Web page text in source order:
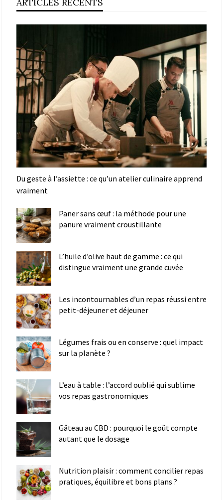
Du geste à l’assiette : ce qu’un atelier culinaire apprend
vraiment
Paner sans œuf : la méthode pour une
panure vraiment croustillante
L’huile d’olive haut de gamme : ce qui
distingue vraiment une grande cuvée
Les incontournables d’un repas réussi entre
petit-déjeuner et déjeuner
Légumes frais ou en conserve : quel impact
sur la planète ?
L’eau à table : l’accord oublié qui sublime
vos repas gastronomiques
Gâteau au CBD : pourquoi le goût compte
autant que le dosage
Nutrition plaisir : comment concilier repas
pratiques, équilibre et bons plans ?